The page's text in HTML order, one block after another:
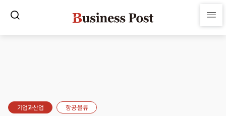
기업과산업 항공·물류